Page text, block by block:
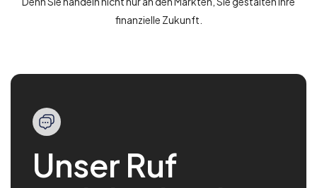
finanzielle Zukunft.
Unser Ruf